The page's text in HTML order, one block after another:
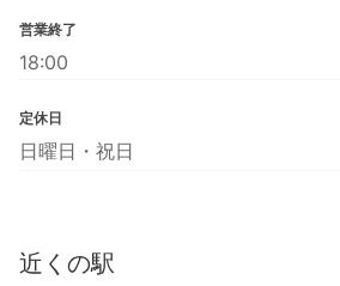
営業終了
18:00
定休日
日曜日・祝日
近くの駅